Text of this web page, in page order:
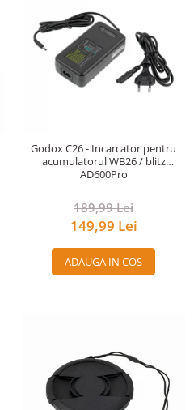
Godox C26 - Incarcator pentru
acumulatorul WB26 / blitz
AD600Pro
189,99 Lei
149,99 Lei
ADAUGA IN COS